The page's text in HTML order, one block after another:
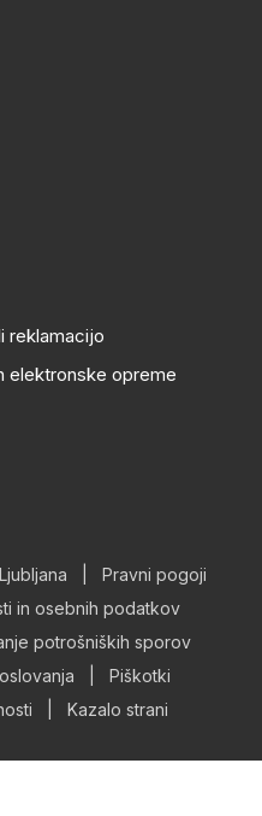
reklamacijo
elektronske opreme
Pravni pogoji
in osebnih podatkov
potrošniških sporov
Piškotki
Kazalo strani